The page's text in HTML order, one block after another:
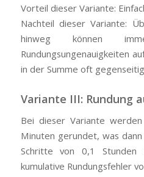
Vorteil dieser Variante:
Nachteil dieser Variante:
hinweg können
Rundungsungenauigkeiten
in der Summe oft
Variante III: Rundung
Bei dieser Variante
Minuten gerundet, was
Schritte von 0,1 Stunden
kumulative Rundungsfehler